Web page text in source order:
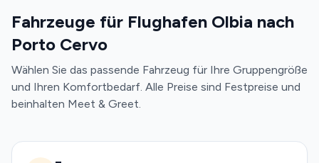
Fahrzeuge für Flughafen Olbia nach
Porto Cervo
Wählen Sie das passende Fahrzeug für Ihre Gruppengröße
und Ihren Komfortbedarf. Alle Preise sind Festpreise und
beinhalten Meet & Greet.